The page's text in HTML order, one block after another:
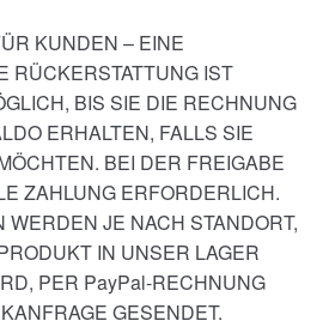
KUNDEN – EINE
RÜCKERSTATTUNG IST
BIS SIE DIE RECHNUNG
ERHALTEN, FALLS SIE
BEI DER FREIGABE
ZAHLUNG ERFORDERLICH.
WERDEN JE NACH STANDORT,
IN UNSER LAGER
PER PayPal-RECHNUNG
GESENDET.